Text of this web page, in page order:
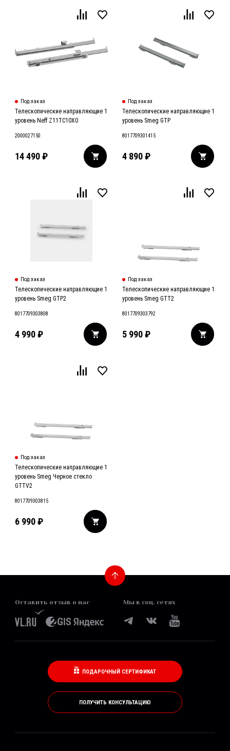
Под заказ
Телескопические направляющие 1
уровень Neff Z11TC10X0
2000027150
14 490₽
Под заказ
Телескопические направляющие 1
уровень Smeg GTP
8017709301415
4 890 ₽
Под заказ
Телескопические направляющие 1
уровень Smeg GTP2
8017709303808
4 990₽
Под заказ
Телескопические направляющие 1
уровень Smeg GTT2
8017709303792
5 990 ₽
Под заказ
Телескопические направляющие 1
уровень Smeg Черное стекло
GTTV2
8017709303815
6 990₽
Оставить отзыв о нас Мы в соц. сетях
ПОДАРОЧНЫЙ СЕРТИФИКАТ
ПОЛУЧИТЬ КОНСУЛЬТАЦИЮ